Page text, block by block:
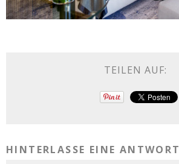
TEILEN AUF:
HINTERLASSE EINE ANTWORT